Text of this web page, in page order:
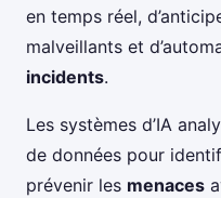
en temps réel,
malveillants et
incidents.
Les systèmes d’IA
de données pour
prévenir les menaces